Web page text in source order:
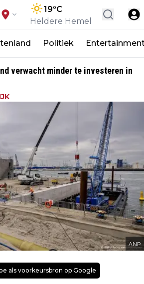
19°C
Heldere Hemel
Politiek
verwacht minder te investeren in
ANP
als voorkeursbron op Google